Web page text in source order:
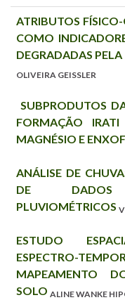
ATRIBUTOS
COMO
DEGRADADAS
OLIVEIRA GEISSLER
SUBPRODUTOS
FORMAÇÃO
MAGNÉSIO E
ANÁLISE DE
DE DADOS
PLUVIOMÉTRICOS
ESTUDO
ESPECTRO-
MAPEAMENTO
SOLO ALINE WANKE